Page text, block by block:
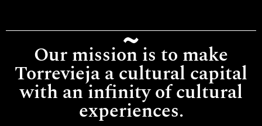
Our mission is to make
Torrevieja a cultural capital
with an infinity of cultural
experiences.